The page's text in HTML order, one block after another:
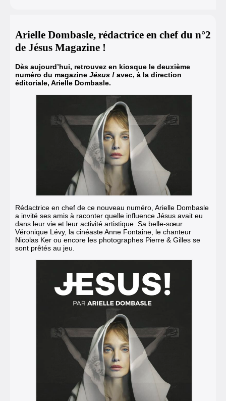
Arielle Dombasle, rédactrice en chef du n°2
de Jésus Magazine !
Dès aujourd’hui, retrouvez en kiosque le deuxième
numéro du magazine Jésus ! avec, à la direction
éditoriale, Arielle Dombasle.
Rédactrice en chef de ce nouveau numéro, Arielle Dombasle
a invité ses amis à raconter quelle influence Jésus avait eu
dans leur vie et leur activité artistique. Sa belle-sœur
Véronique Lévy, la cinéaste Anne Fontaine, le chanteur
Nicolas Ker ou encore les photographes Pierre & Gilles se
sont prêtés au jeu.